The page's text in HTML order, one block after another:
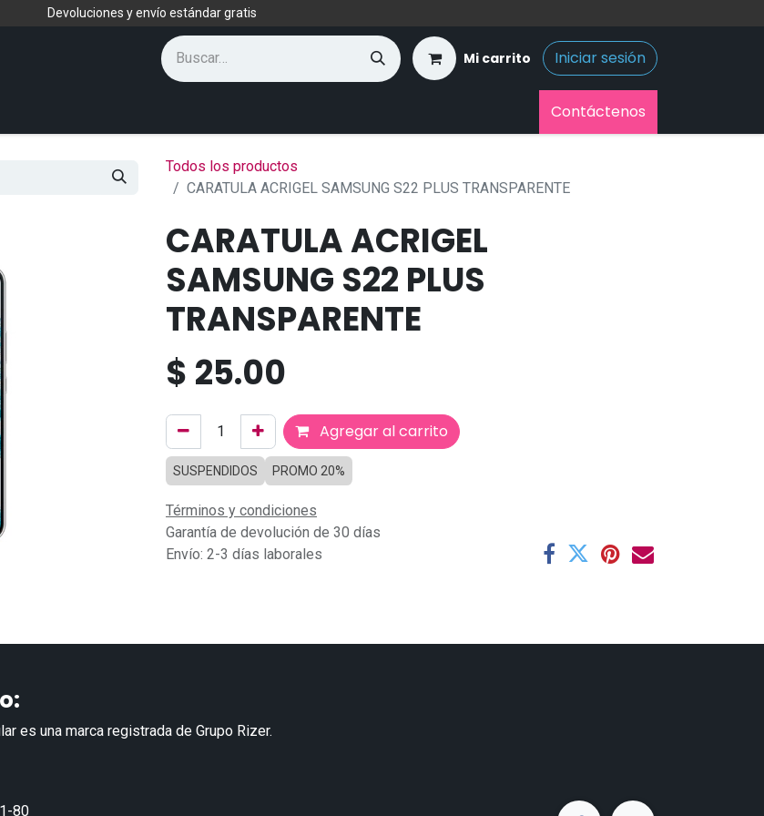
Devoluciones y envío estándar gratis
Mi carrito Iniciar sesión
Contáctenos
Todos los productos
CARATULA ACRIGEL SAMSUNG S22 PLUS TRANSPARENTE
CARATULA ACRIGEL
SAMSUNG S22 PLUS
TRANSPARENTE
$ 25.00
Agregar al carrito
SUSPENDIDOS PROMO 20%
Términos y condiciones
Garantía de devolución de 30 días
Envío: 2-3 días laborales
es una marca registrada de Grupo Rizer.
80